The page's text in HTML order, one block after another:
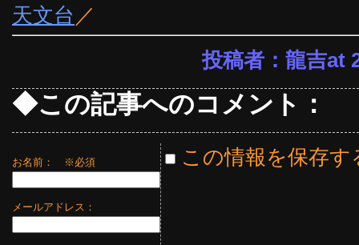
天文台 ／
投稿者：龍吉at
◆この記事へのコメント：
お名前： ※必須
メールアドレス：
この情報を保存す